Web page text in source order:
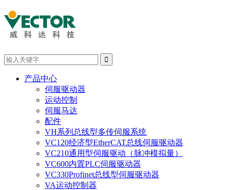

产品中心
伺服驱动器
运动控制
伺服马达
配件
VH系列总线型多传伺服系统
VC120经济型EtherCAT总线伺服驱动器
VC210通用型伺服驱动（脉冲模拟量）
VC600内置PLC伺服驱动器
VC330Profinet总线型伺服驱动器
VA运动控制器